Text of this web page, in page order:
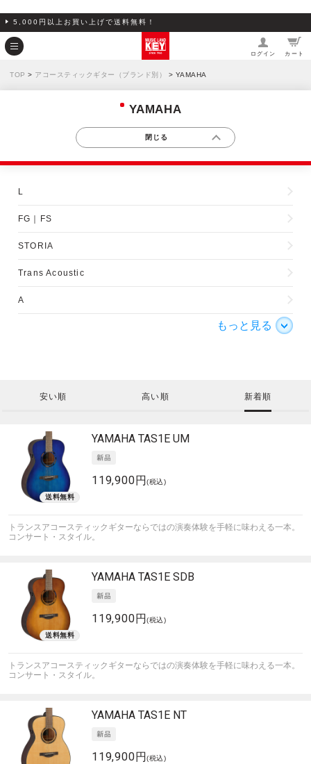
5,000円以上お買い上げで送料無料！
ログイン カート
TOP > アコースティックギター（ブランド別） > YAMAHA
YAMAHA
L
FG｜FS
STORIA
Trans Acoustic
A
もっと見る
安い順 高い順 新着順
YAMAHA TAS1E UM
119,900円(税込)
トランスアコースティックギターならではの演奏体験を手軽に味わえる一本。
コンサート・スタイル。
YAMAHA TAS1E SDB
119,900円(税込)
トランスアコースティックギターならではの演奏体験を手軽に味わえる一本。
コンサート・スタイル。
YAMAHA TAS1E NT
119,900円(税込)